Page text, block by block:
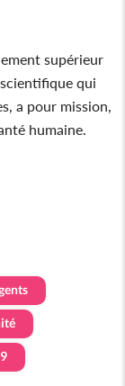
supérieur
qui
a pour mission,
humaine.